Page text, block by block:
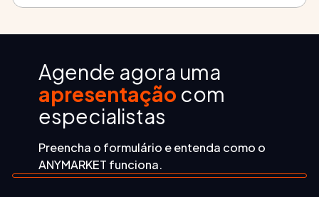
correr risco de parar.
agentes de IA que publicam anúncio, corrigem erro de
Agende agora uma
apresentação com
especialistas
Preencha o formulário e entenda como o
ANYMARKET funciona.